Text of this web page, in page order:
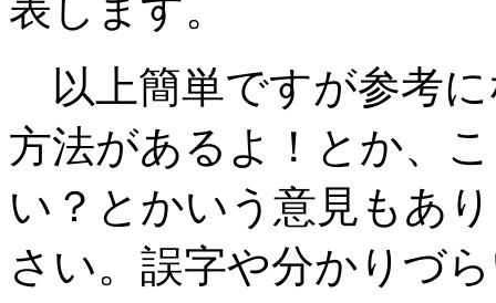
以上簡単ですが参考
方法があるよ！とか、
い？とかいう意見もあ
さい。誤字や分かりづ